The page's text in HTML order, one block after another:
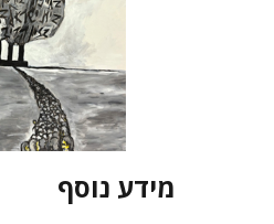
מידע נוסף